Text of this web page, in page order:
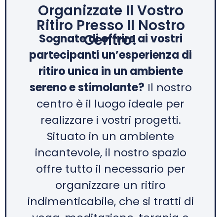
@teresa_yoga_e_gestalt
Organizzate Il Vostro
Ritiro Presso Il Nostro
Centro!
Sognate di offrire ai vostri
partecipanti un’esperienza di
ritiro unica in un ambiente
sereno e stimolante? Il nostro
centro è il luogo ideale per
realizzare i vostri progetti.
Situato in un ambiente
incantevole, il nostro spazio
offre tutto il necessario per
organizzare un ritiro
indimenticabile, che si tratti di